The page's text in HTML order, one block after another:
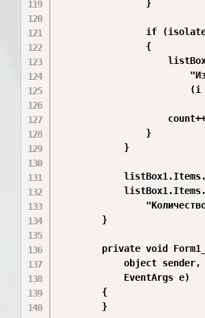
                }
if
                {
(i
                }
            }
        }
private void
            object sender,
            EventArgs e)
        {
        }